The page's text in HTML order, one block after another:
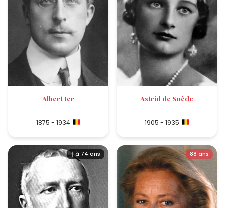
Albert Ier
1875 - 1934
Astrid de Suède
1905 - 1935
† à 74 ans 88 ans